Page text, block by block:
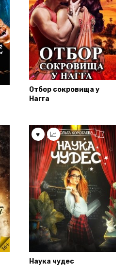
Отбор сокровища у
Нагга
Наука чудес